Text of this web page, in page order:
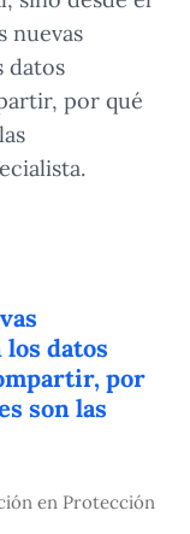
nuevas
datos
por qué
los datos
por
son las
en Protección